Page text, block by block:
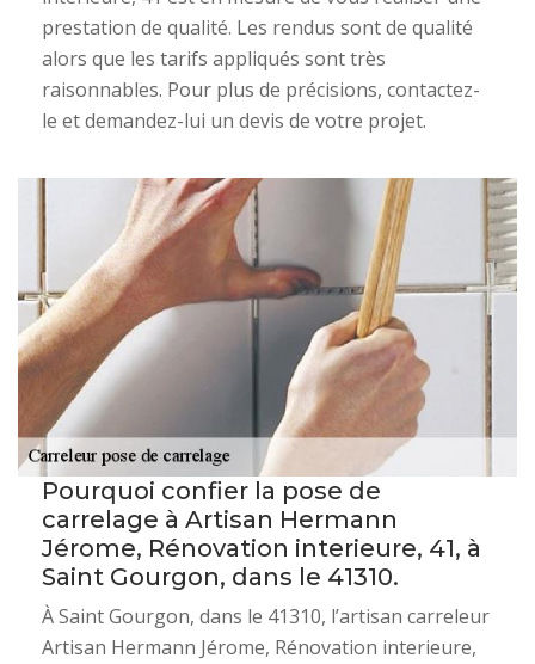
prestation de qualité. Les rendus sont de qualité
alors que les tarifs appliqués sont très
raisonnables. Pour plus de précisions, contactez-
le et demandez-lui un devis de votre projet.
Pourquoi confier la pose de
carrelage à Artisan Hermann
Jérome, Rénovation interieure, 41, à
Saint Gourgon, dans le 41310.
À Saint Gourgon, dans le 41310, l’artisan carreleur
Artisan Hermann Jérome, Rénovation interieure,